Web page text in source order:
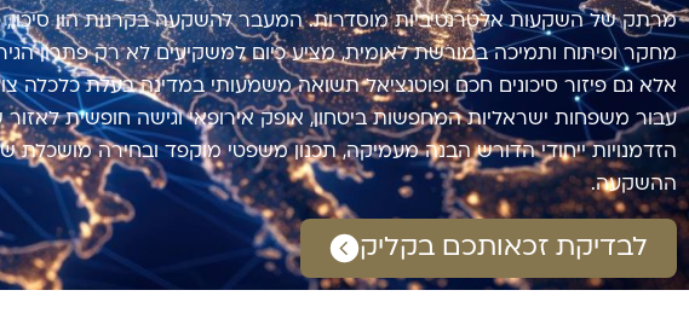
מרתק של השקעות אלטרנטיביות מוסדרות. המעבר להשקעה בקרנות הון סיכון,
מחקר ופיתוח ותמיכה במורשת לאומית, מציע כיום למשקיעים לא רק פתרון
אלא גם פיזור סיכונים חכם ופוטנציאל תשואה משמעותי במדינה בעלת כלכלה
עבור משפחות ישראליות המחפשות ביטחון, אופק אירופאי וגישה חופשית לאזור
הזדמנויות ייחודי הדורש הבנה מעמיקה, תכנון משפטי מוקפד ובחירה מושכלת
ההשקעה.
לבדיקת זכאותכם בקליק